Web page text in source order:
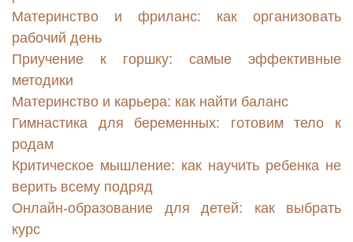
Материнство и фриланс: как организовать
рабочий день
Приучение к горшку: самые эффективные
методики
Материнство и карьера: как найти баланс
Гимнастика для беременных: готовим тело к
родам
Критическое мышление: как научить ребенка не
верить всему подряд
Онлайн-образование для детей: как выбрать
курс